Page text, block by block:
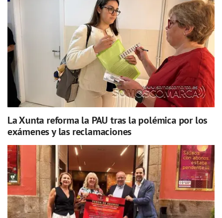
La Xunta reforma la PAU tras la polémica por los
exámenes y las reclamaciones